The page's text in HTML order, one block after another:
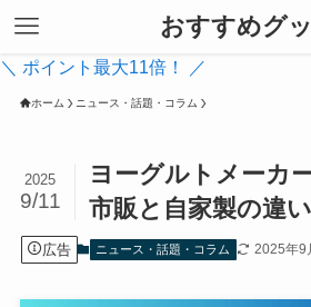
おすすめグ
＼ ポイント最大11倍！ ／
ホーム ニュース・話題・コラム
ヨーグルトメーカ
市販と自家製の違
2025
9/11
広告 ニュース・話題・コラム 2025年9